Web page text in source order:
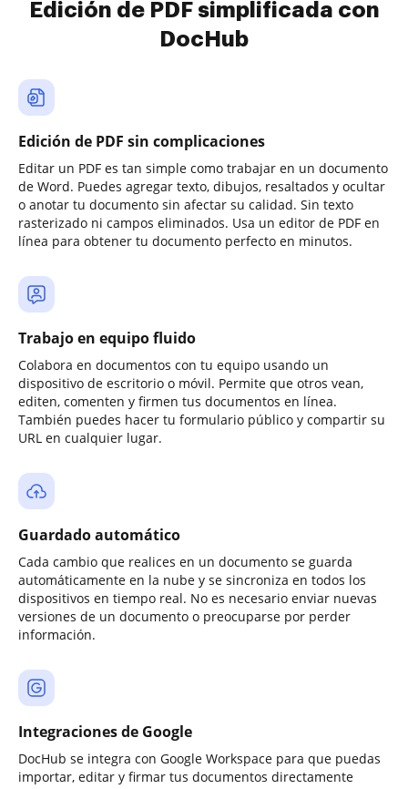
Edición de PDF simplificada con
DocHub
Edición de PDF sin complicaciones
Editar un PDF es tan simple como trabajar en un documento
de Word. Puedes agregar texto, dibujos, resaltados y ocultar
o anotar tu documento sin afectar su calidad. Sin texto
rasterizado ni campos eliminados. Usa un editor de PDF en
línea para obtener tu documento perfecto en minutos.
Trabajo en equipo fluido
Colabora en documentos con tu equipo usando un
dispositivo de escritorio o móvil. Permite que otros vean,
editen, comenten y firmen tus documentos en línea.
También puedes hacer tu formulario público y compartir su
URL en cualquier lugar.
Guardado automático
Cada cambio que realices en un documento se guarda
automáticamente en la nube y se sincroniza en todos los
dispositivos en tiempo real. No es necesario enviar nuevas
versiones de un documento o preocuparse por perder
información.
Integraciones de Google
DocHub se integra con Google Workspace para que puedas
importar, editar y firmar tus documentos directamente